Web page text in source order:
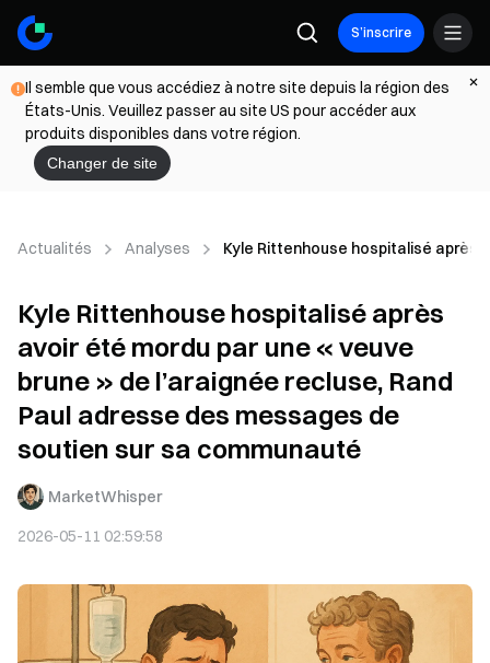
S’inscrire
Il semble que vous accédiez à notre site depuis la région des
États-Unis. Veuillez passer au site US pour accéder aux
produits disponibles dans votre région.
Changer de site
Actualités Analyses Kyle Rittenhouse hospitalisé après
Kyle Rittenhouse hospitalisé après
avoir été mordu par une « veuve
brune » de l’araignée recluse, Rand
Paul adresse des messages de
soutien sur sa communauté
MarketWhisper
2026-05-11 02:59:58